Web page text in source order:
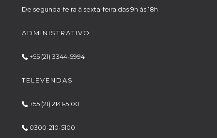
De segunda-feira à sexta-feira das 9h às 18h
ADMINISTRATIVO
+55 (21) 3344-5994
TELEVENDAS
+55 (21) 2141-5100
0300-210-5100